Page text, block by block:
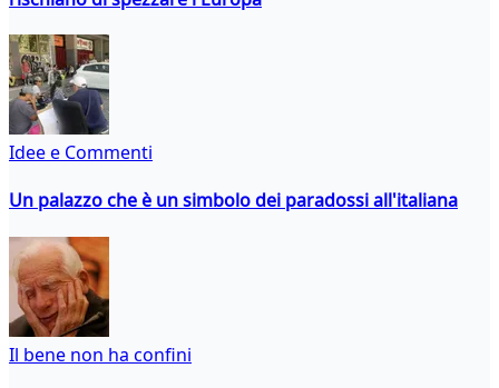
Idee e Commenti
Un palazzo che è un simbolo dei paradossi all'italiana
Il bene non ha confini